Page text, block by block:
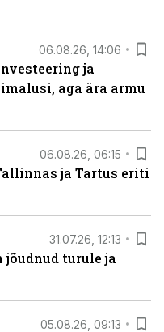
06.08.26, 14:06
ja
aga ära armu
06.08.26, 06:15
ja Tartus eriti
31.07.26, 12:13
turule ja
05.08.26, 09:13